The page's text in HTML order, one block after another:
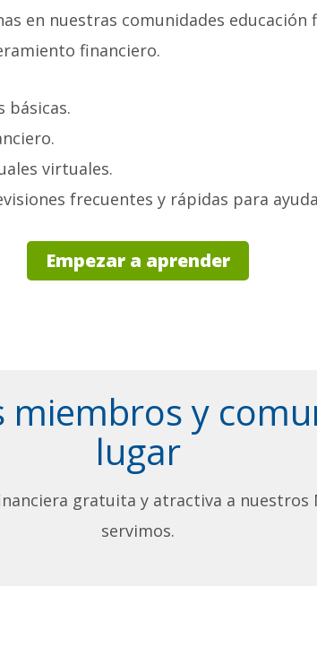
en nuestras comunidades
financiero.
básicas.
virtuales.
frecuentes y rápidas para
Empezar a aprender
miembros y
lugar
gratuita y atractiva a nuestros
servimos.